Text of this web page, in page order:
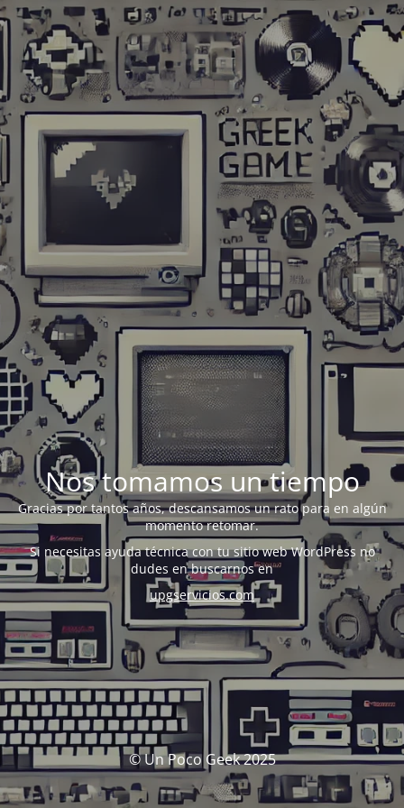
Nos tomamos un tiempo
Gracias por tantos años, descansamos un rato para en algún
momento retomar.
Si necesitas ayuda técnica con tu sitio web WordPress no
dudes en buscarnos en
upgservicios.com
© Un Poco Geek 2025